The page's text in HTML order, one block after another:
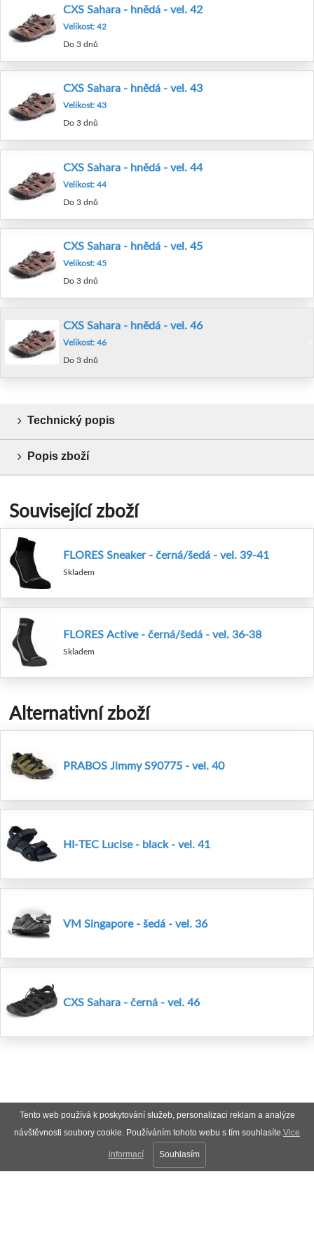
Tento web používá k poskytování služeb, personalizaci reklam a analýze
návštěvnosti soubory cookie. Používáním tohoto webu s tím souhlasíte.Vice
informací Souhlasím
CXS Sahara - hnědá - vel. 42
Velikost: 42
Do 3 dnů
CXS Sahara - hnědá - vel. 43
Velikost: 43
Do 3 dnů
CXS Sahara - hnědá - vel. 44
Velikost: 44
Do 3 dnů
CXS Sahara - hnědá - vel. 45
Velikost: 45
Do 3 dnů
CXS Sahara - hnědá - vel. 46
Velikost: 46
Do 3 dnů
Technický popis
Popis zboží
Související zboží
FLORES Sneaker - černá/šedá - vel. 39-41
Skladem
FLORES Active - černá/šedá - vel. 36-38
Skladem
Alternativní zboží
PRABOS Jimmy S90775 - vel. 40
HI-TEC Lucise - black - vel. 41
VM Singapore - šedá - vel. 36
CXS Sahara - černá - vel. 46